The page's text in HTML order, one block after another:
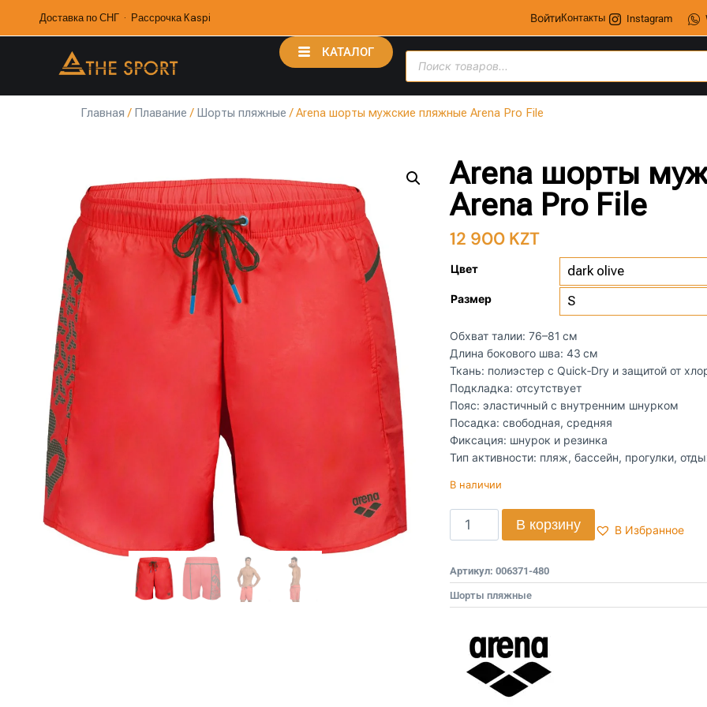
Доставка по СНГ · Рассрочка Kaspi ВойтиКонтакты Instagram
КАТАЛОГ
Главная / Плавание / Шорты пляжные / Arena шорты мужские пляжные Arena Pro File
Arena шорты
Arena Pro File
12 900 KZT
Цвет
Размер
Обхват талии: 76–81 см
Длина бокового шва: 43 см
Ткань: полиэстер с Quick‑Dry и защитой от
Подкладка: отсутствует
Пояс: эластичный с внутренним шнурком
Посадка: свободная, средняя
Фиксация: шнурок и резинка
Тип активности: пляж, бассейн, прогулки,
В наличии
В корзину В Избранное
Артикул: 006371-480
Шорты пляжные